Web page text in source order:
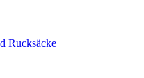
Rucksäcke